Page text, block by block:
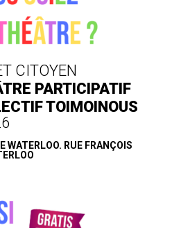
CITOYEN
PARTICIPATIF
TOIMOINOUS
WATERLOO. RUE FRANÇOIS